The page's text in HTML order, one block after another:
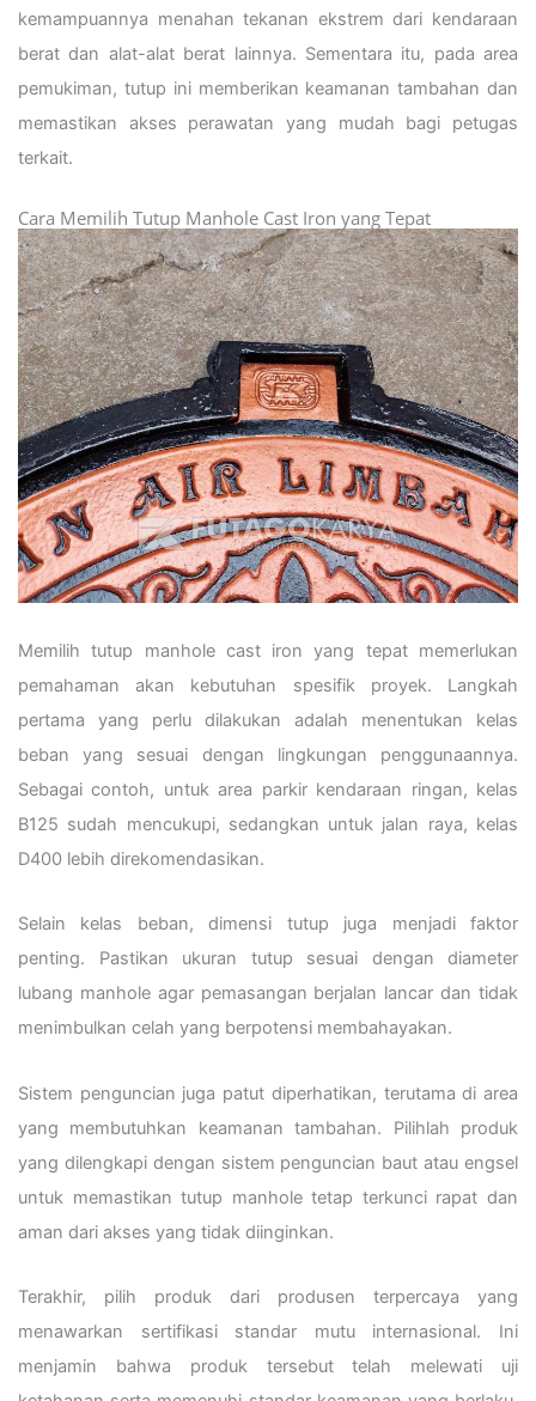
kemampuannya menahan tekanan ekstrem dari kendaraan
berat dan alat-alat berat lainnya. Sementara itu, pada area
pemukiman, tutup ini memberikan keamanan tambahan dan
memastikan akses perawatan yang mudah bagi petugas
terkait.
Cara Memilih Tutup Manhole Cast Iron yang Tepat
Memilih tutup manhole cast iron yang tepat memerlukan
pemahaman akan kebutuhan spesifik proyek. Langkah
pertama yang perlu dilakukan adalah menentukan kelas
beban yang sesuai dengan lingkungan penggunaannya.
Sebagai contoh, untuk area parkir kendaraan ringan, kelas
B125 sudah mencukupi, sedangkan untuk jalan raya, kelas
D400 lebih direkomendasikan.
Selain kelas beban, dimensi tutup juga menjadi faktor
penting. Pastikan ukuran tutup sesuai dengan diameter
lubang manhole agar pemasangan berjalan lancar dan tidak
menimbulkan celah yang berpotensi membahayakan.
Sistem penguncian juga patut diperhatikan, terutama di area
yang membutuhkan keamanan tambahan. Pilihlah produk
yang dilengkapi dengan sistem penguncian baut atau engsel
untuk memastikan tutup manhole tetap terkunci rapat dan
aman dari akses yang tidak diinginkan.
Terakhir, pilih produk dari produsen terpercaya yang
menawarkan sertifikasi standar mutu internasional. Ini
menjamin bahwa produk tersebut telah melewati uji